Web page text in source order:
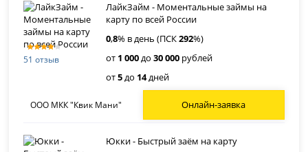
51 отзыв
ЛайкЗайм - Моментальные займы на
карту по всей России
0,8% в день (ПСК292%)
от 1 000до30 000 рублей
от5до 14дней
ООО МКК "Квик Мани" Онлайн-заявка
Юкки - Быстрый заём на карту